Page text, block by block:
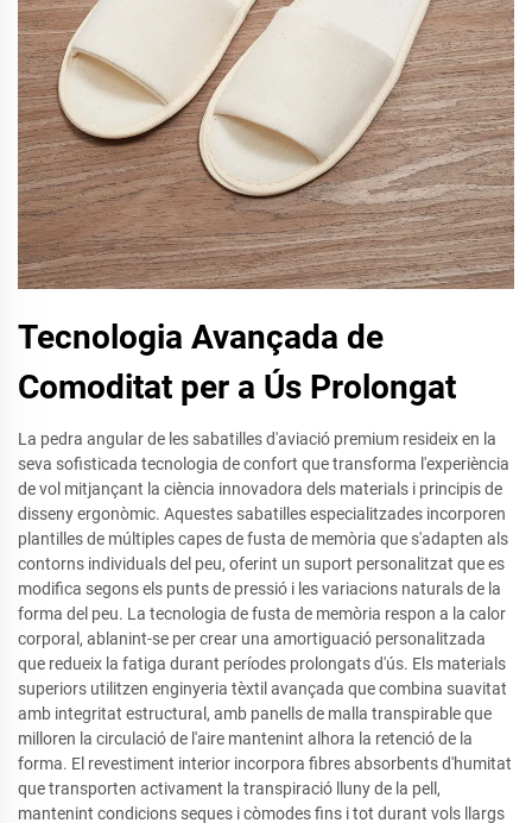
Tecnologia Avançada de
Comoditat per a Ús Prolongat
La pedra angular de les sabatilles d'aviació premium resideix en la
seva sofisticada tecnologia de confort que transforma l'experiència
de vol mitjançant la ciència innovadora dels materials i principis de
disseny ergonòmic. Aquestes sabatilles especialitzades incorporen
plantilles de múltiples capes de fusta de memòria que s'adapten als
contorns individuals del peu, oferint un suport personalitzat que es
modifica segons els punts de pressió i les variacions naturals de la
forma del peu. La tecnologia de fusta de memòria respon a la calor
corporal, ablanint-se per crear una amortiguació personalitzada
que redueix la fatiga durant períodes prolongats d'ús. Els materials
superiors utilitzen enginyeria tèxtil avançada que combina suavitat
amb integritat estructural, amb panells de malla transpirable que
milloren la circulació de l'aire mantenint alhora la retenció de la
forma. El revestiment interior incorpora fibres absorbents d'humitat
que transporten activament la transpiració lluny de la pell,
mantenint condicions seques i còmodes fins i tot durant vols llargs